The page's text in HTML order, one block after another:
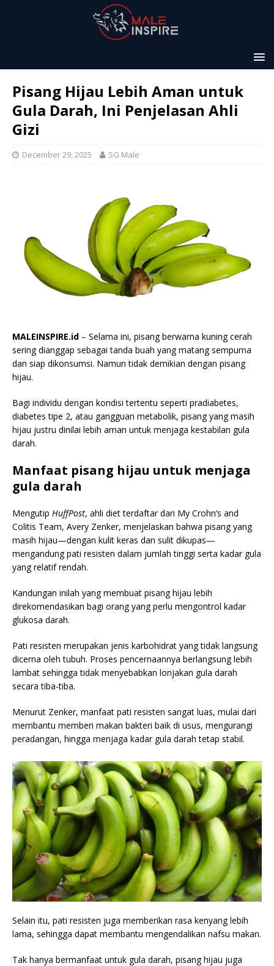
Pisang Hijau Lebih Aman untuk
Gula Darah, Ini Penjelasan Ahli
Gizi
December 29, 2025 SG Male
MALEINSPIRE.id – Selama ini, pisang berwarna kuning cerah
sering dianggap sebagai tanda buah yang matang sempurna
dan siap dikonsumsi. Namun tidak demikian dengan pisang
hijau.
Bagi individu dengan kondisi tertentu seperti pradiabetes,
diabetes tipe 2, atau gangguan metabolik, pisang yang masih
hijau justru dinilai lebih aman untuk menjaga kestabilan gula
darah.
Manfaat pisang hijau untuk menjaga
gula darah
Mengutip HuffPost, ahli diet terdaftar dari My Crohn’s and
Colitis Team, Avery Zenker, menjelaskan bahwa pisang yang
masih hijau—dengan kulit keras dan sulit dikupas—
mengandung pati resisten dalam jumlah tinggi serta kadar gula
yang relatif rendah.
Kandungan inilah yang membuat pisang hijau lebih
direkomendasikan bagi orang yang perlu mengontrol kadar
glukosa darah.
Pati resisten merupakan jenis karbohidrat yang tidak langsung
dicerna oleh tubuh. Proses pencernaannya berlangsung lebih
lambat sehingga tidak menyebabkan lonjakan gula darah
secara tiba-tiba.
Menurut Zenker, manfaat pati resisten sangat luas, mulai dari
membantu memberi makan bakteri baik di usus, mengurangi
peradangan, hingga menjaga kadar gula darah tetap stabil.
Selain itu, pati resisten juga memberikan rasa kenyang lebih
lama, sehingga dapat membantu mengendalikan nafsu makan.
Tak hanya bermanfaat untuk gula darah, pisang hijau juga